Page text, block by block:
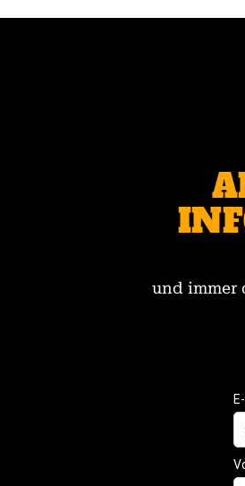
und immer